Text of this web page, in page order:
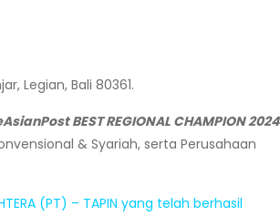
Legian, Bali 80361.
BEST REGIONAL CHAMPION 2024
& Syariah, serta Perusahaan
(PT) – TAPIN yang telah berhasil